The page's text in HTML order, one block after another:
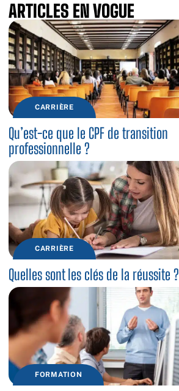
ARTICLES EN VOGUE
CARRIÈRE
Qu’est-ce que le CPF de transition
professionnelle ?
CARRIÈRE
Quelles sont les clés de la réussite ?
FORMATION